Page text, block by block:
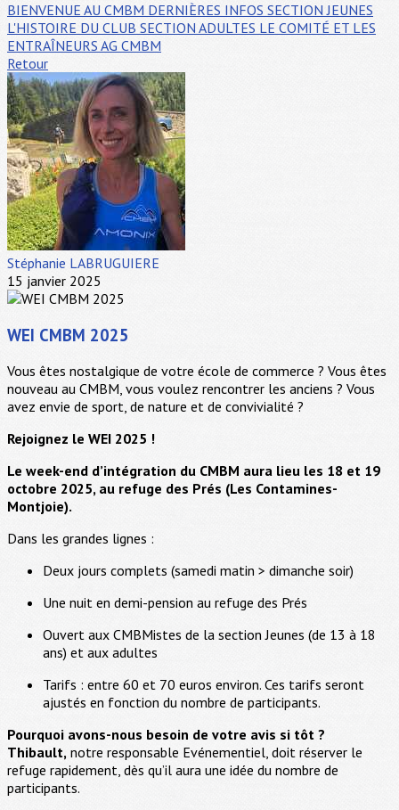
BIENVENUE AU CMBM DERNIÈRES INFOS SECTION JEUNES
L'HISTOIRE DU CLUB SECTION ADULTES LE COMITÉ ET LES
ENTRAÎNEURS AG CMBM
Retour
Stéphanie LABRUGUIERE
15 janvier 2025
WEI CMBM 2025
Vous êtes nostalgique de votre école de commerce ? Vous êtes
nouveau au CMBM, vous voulez rencontrer les anciens ? Vous
avez envie de sport, de nature et de convivialité ?
Rejoignez le WEI 2025 !
Le week-end d’intégration du CMBM aura lieu les 18 et 19
octobre 2025, au refuge des Prés (Les Contamines-
Montjoie).
Dans les grandes lignes :
Deux jours complets (samedi matin > dimanche soir)
Une nuit en demi-pension au refuge des Prés
Ouvert aux CMBMistes de la section Jeunes (de 13 à 18
ans) et aux adultes
Tarifs : entre 60 et 70 euros environ. Ces tarifs seront
ajustés en fonction du nombre de participants.
Pourquoi avons-nous besoin de votre avis si tôt ?
Thibault, notre responsable Evénementiel, doit réserver le
refuge rapidement, dès qu’il aura une idée du nombre de
participants.